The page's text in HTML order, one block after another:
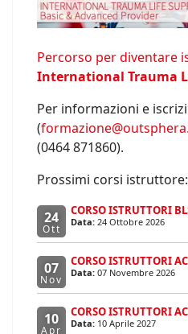
Percorso per diventare
International Trauma
Per informazioni e
(
(0464 871860).
Prossimi corsi istruttore:
24
Ott
CORSO ISTRUTTORI
Data: 24 Ottobre 2026
07
Nov
CORSO ISTRUTTORI
Data: 07 Novembre 2026
10
Apr
CORSO ISTRUTTORI
Data: 10 Aprile 2027